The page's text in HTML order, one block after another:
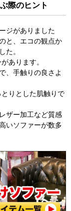
際のヒント
ジがありました
と、エコの観点か
た。
あります。
、手触りの良さよ
りとした肌触りで
ザー加工など質感
いソファーが数多